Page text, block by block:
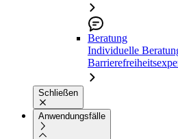
Beratung
Individuelle
Schließen
Anwendungsfälle